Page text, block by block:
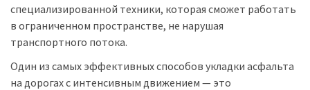
специализированной техники, которая сможет работать
в ограниченном пространстве, не нарушая
транспортного потока.
Один из самых эффективных способов укладки асфальта
на дорогах с интенсивным движением — это